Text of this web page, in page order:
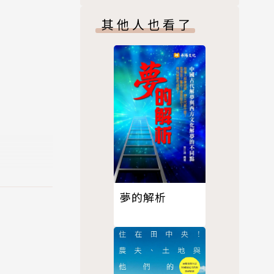
課
其他人也看了
夢的解析